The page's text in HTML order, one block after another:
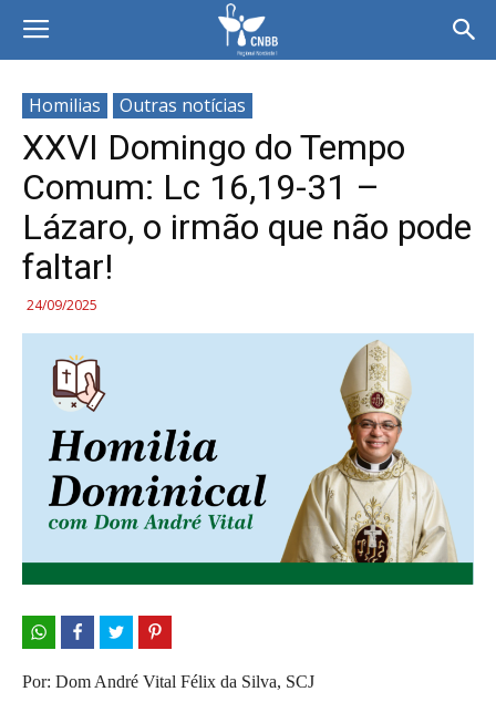
Homilias Outras notícias
XXVI Domingo do Tempo
Comum: Lc 16,19-31 –
Lázaro, o irmão que não pode
faltar!
24/09/2025
Por: Dom André Vital Félix da Silva, SCJ